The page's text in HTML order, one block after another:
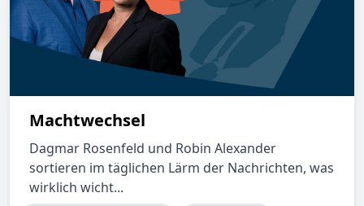
Machtwechsel
Dagmar Rosenfeld und Robin Alexander
sortieren im täglichen Lärm der Nachrichten, was
wirklich wicht...